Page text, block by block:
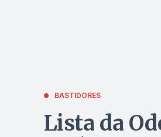
BASTIDORES
Lista da